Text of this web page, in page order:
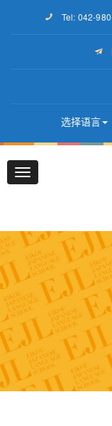
Tel: 042-
选择语言
navigation